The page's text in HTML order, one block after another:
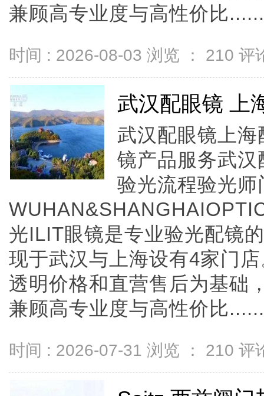
兼顾高专业度与高性价比......
时间 : 2026-08-03 浏览 ： 210 评
武汉配眼镜 上
武汉配眼镜上
镜产品服务武
验光流程验光
光ILIT眼镜是专业验光配镜
现于武汉与上海设有4家门
透明价格和直营售后为基础
兼顾高专业度与高性价比......
时间 : 2026-07-31 浏览 ： 210 评